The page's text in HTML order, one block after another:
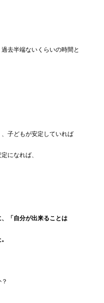
去半端ないくらいの時間と
子どもが安定していれば
になれば、
「自分が出来ることは